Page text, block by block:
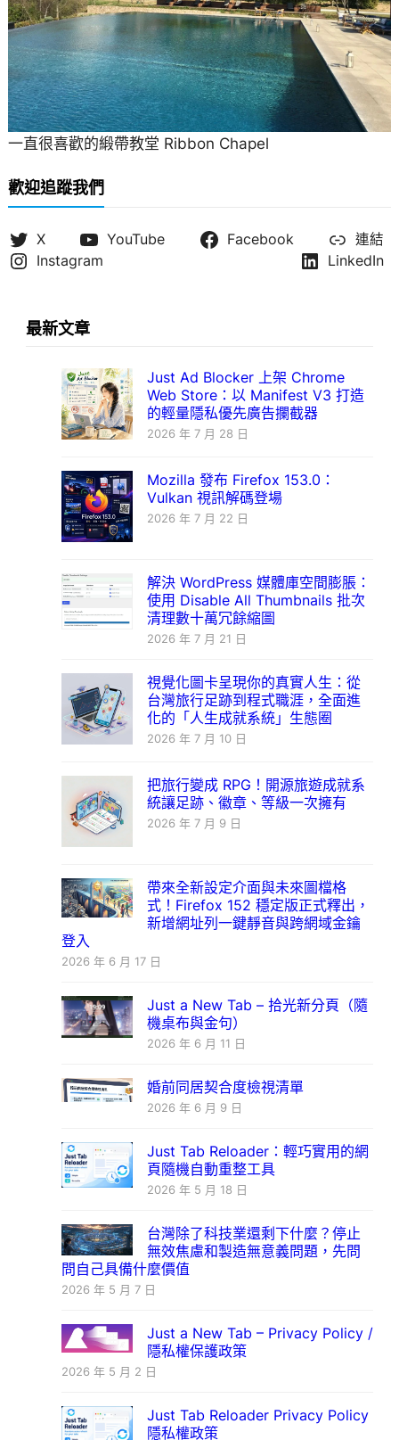
一直很喜歡的緞帶教堂 Ribbon Chapel
歡迎追蹤我們
X YouTube Facebook
連結
Instagram
LinkedIn
最新文章
Just Ad Blocker 上架 Chrome
Web Store：以 Manifest V3 打造
的輕量隱私優先廣告攔截器
2026 年 7 月 28 日
Mozilla 發布 Firefox 153.0：
Vulkan 視訊解碼登場
2026 年 7 月 22 日
解決 WordPress 媒體庫空間膨脹：
使用 Disable All Thumbnails 批次
清理數十萬冗餘縮圖
2026 年 7 月 21 日
視覺化圖卡呈現你的真實人生：從
台灣旅行足跡到程式職涯，全面進
化的「人生成就系統」生態圈
2026 年 7 月 10 日
把旅行變成 RPG！開源旅遊成就系
統讓足跡、徽章、等級一次擁有
2026 年 7 月 9 日
帶來全新設定介面與未來圖檔格
式！Firefox 152 穩定版正式釋出，
新增網址列一鍵靜音與跨網域金鑰
登入
2026 年 6 月 17 日
Just a New Tab – 拾光新分頁（隨
機桌布與金句）
2026 年 6 月 11 日
婚前同居契合度檢視清單
2026 年 6 月 9 日
Just Tab Reloader：輕巧實用的網
頁隨機自動重整工具
2026 年 5 月 18 日
台灣除了科技業還剩下什麼？停止
無效焦慮和製造無意義問題，先問
問自己具備什麼價值
2026 年 5 月 7 日
Just a New Tab – Privacy Policy /
隱私權保護政策
2026 年 5 月 2 日
Just Tab Reloader Privacy Policy
隱私權政策